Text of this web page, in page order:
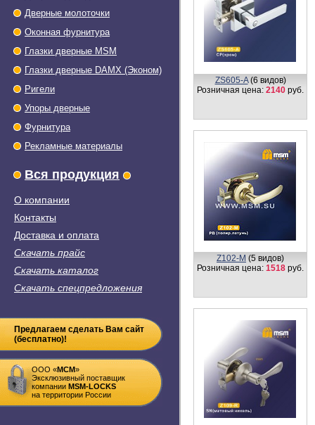
Дверные молоточки
Оконная фурнитура
Глазки дверные МSМ
Глазки дверные DAMX (Эконом)
Ригели
Упоры дверные
Фурнитура
Рекламные материалы
Вся продукция
О компании
Контакты
Доставка и оплата
Скачать прайс
Скачать каталог
Скачать спецпредложения
Предлагаем сделать Вам сайт
(бесплатно)!
ООО «MСM»
Эксклюзивный поставщик
компании MSM-LOCKS
на территории России
Z102-R(6 видов)
Розничная цена: 1738 руб.
Z103-А (6 видов)
Розничная цена: 1492 руб.